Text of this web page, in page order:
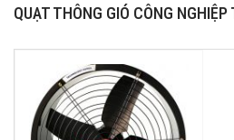
QUẠT THÔNG GIÓ CÔNG NGHIỆP